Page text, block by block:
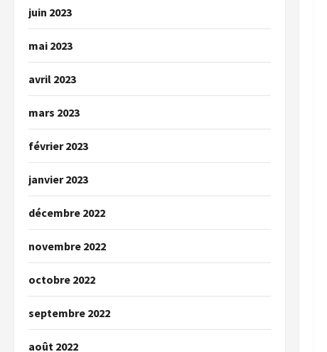
juin 2023
mai 2023
avril 2023
mars 2023
février 2023
janvier 2023
décembre 2022
novembre 2022
octobre 2022
septembre 2022
août 2022